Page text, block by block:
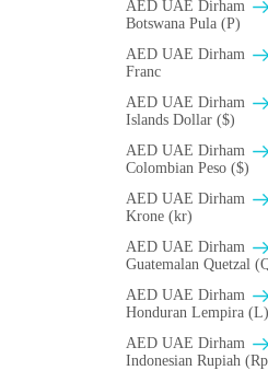
AED UAE Dirham
Botswana Pula (P)
AED UAE Dirham
Franc
AED UAE Dirham
Islands Dollar ($)
AED UAE Dirham
Colombian Peso ($)
AED UAE Dirham
Krone (kr)
AED UAE Dirham
Guatemalan Quetzal
AED UAE Dirham
Honduran Lempira (L)
AED UAE Dirham
Indonesian Rupiah